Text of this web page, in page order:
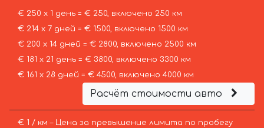
€ 250 х 1 день = € 250, включено 250 км
€ 214 х 7 дней = € 1500, включено 1500 км
€ 200 х 14 дней = € 2800, включено 2500 км
€ 181 х 21 день = € 3800, включено 3300 км
€ 161 х 28 дней = € 4500, включено 4000 км
Расчёт стоимости авто
€ 1 / км – Цена за превышение лимита по пробегу